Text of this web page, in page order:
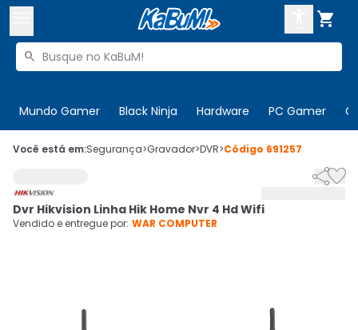

Buscar produtos

Mundo Gamer Black Ninja Hardware PC Gamer
 Olá. Acesse sua conta
Cupons
CADASTRE-SE
Você está em:Segurança>Gravador>DVR>Código 691257

Dvr Hikvision Linha Hik Home Nvr 4 Hd Wifi
Vendido e entregue por: WAR COMPUTER